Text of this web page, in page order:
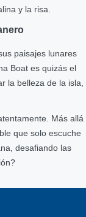
y la risa.
paisajes lunares
Boat es quizás el
la belleza de la isla,
Más allá
que solo escuche
desafiando las